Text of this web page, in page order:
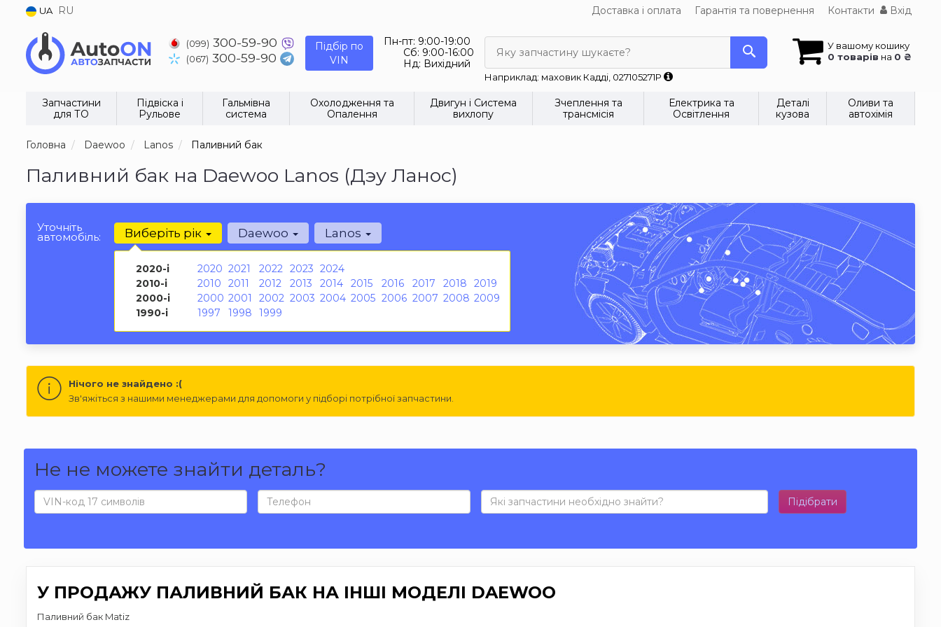
UA RU Доставка і оплата Гарантія та повернення Контакти Вхід
(099) 300-59-90
(067) 300-59-90
Підбір по
VIN
Пн-пт: 9:00-19:00
Сб: 9:00-16:00
Нд: Вихідний
У вашому кошику
0 товарів на 0 ₴
Яку запчастину шукаєте?
Наприклад: маховик Кадді, 027105271P
Запчастини
для ТО
Підвіска і
Рульове
Гальмівна
система
Охолодження та
Опалення
Двигун і Система
вихлопу
Зчеплення та
трансмісія
Електрика та
Освітлення
Деталі
кузова
Оливи та
автохімія
Головна Daewoo Lanos Паливний бак
Паливний бак на Daewoo Lanos (Дэу Ланос)
Уточніть
автомобіль: Виберіть рік
2020-і 2020 2021 2022 2023 2024
2010-і
2010 2011 2012 2013 2014 2015 2016 2017 2018
2019
2000-і
2000 2001 2002 2003 2004 2005 2006 2007 2008 2009
1990-і
1997 1998 1999
Daewoo Lanos
Нічого не знайдено :(
Зв'яжіться з нашими менеджерами для допомоги у підборі потрібної запчастини.
Не не можете знайти деталь?
Підібрати
У ПРОДАЖУ ПАЛИВНИЙ БАК НА ІНШІ МОДЕЛІ DAEWOO
Паливний бак Matiz